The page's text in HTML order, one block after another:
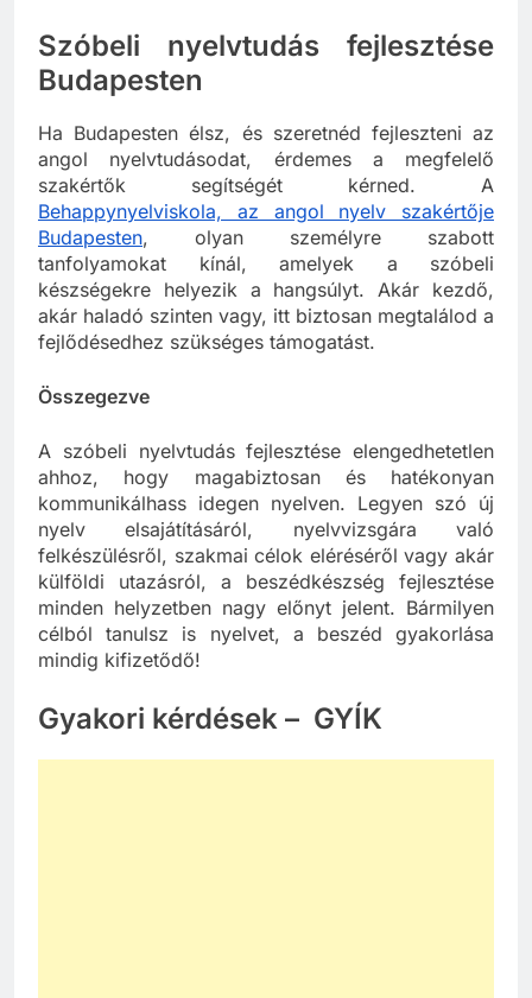
Szóbeli nyelvtudás fejlesztése
Budapesten
Ha Budapesten élsz, és szeretnéd fejleszteni az
angol nyelvtudásodat, érdemes a megfelelő
szakértők segítségét kérned. A
Behappynyelviskola, az angol nyelv szakértője
Budapesten, olyan személyre szabott
tanfolyamokat kínál, amelyek a szóbeli
készségekre helyezik a hangsúlyt. Akár kezdő,
akár haladó szinten vagy, itt biztosan megtalálod a
fejlődésedhez szükséges támogatást.
Összegezve
A szóbeli nyelvtudás fejlesztése elengedhetetlen
ahhoz, hogy magabiztosan és hatékonyan
kommunikálhass idegen nyelven. Legyen szó új
nyelv elsajátításáról, nyelvvizsgára való
felkészülésről, szakmai célok eléréséről vagy akár
külföldi utazásról, a beszédkészség fejlesztése
minden helyzetben nagy előnyt jelent. Bármilyen
célból tanulsz is nyelvet, a beszéd gyakorlása
mindig kifizetődő!
Gyakori kérdések – GYÍK